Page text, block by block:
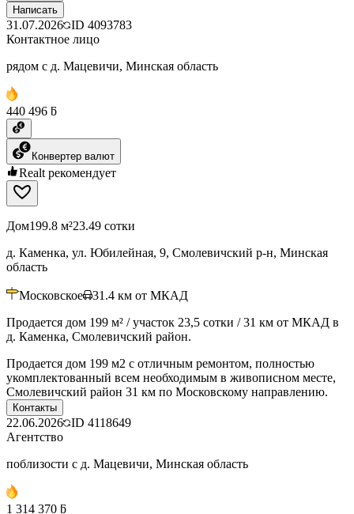
Написать
31.07.2026 ID 4093783
Контактное лицо
рядом с д. Мацевичи, Минская область
440 496 ƃ
Конвертер валют
Realt рекомендует
Дом199.8 м²23.49 сотки
д. Каменка, ул. Юбилейная, 9, Смолевичский р-н, Минская
область
Московское 31.4 км от МКАД
Продается дом 199 м² / участок 23,5 сотки / 31 км от МКАД в
д. Каменка, Смолевичский район.
Продается дом 199 м2 с отличным ремонтом, полностью
укомплектованный всем необходимым в живописном месте,
Смолевичский район 31 км по Московскому направлению.
Контакты
22.06.2026 ID 4118649
Агентство
поблизости с д. Мацевичи, Минская область
1 314 370 ƃ